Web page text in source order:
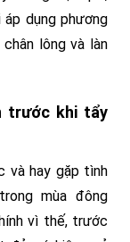
dụng phương
lông và làn
trước khi tẩy
và hay gặp tình
mùa đông
vì thế, trước